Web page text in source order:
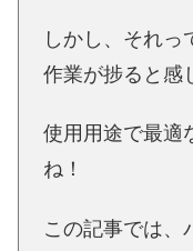
しかし、それっ
作業が捗ると感
使用用途で最適
ね！
この記事では、